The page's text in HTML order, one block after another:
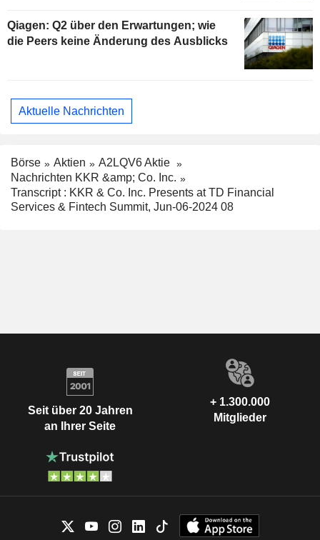
Qiagen: Q2 über den Erwartungen; wie
die Peers keine Änderung des Ausblicks
Aktuelle Nachrichten
Börse Aktien
A2LQV6 Aktie
Nachrichten KKR &amp; Co. Inc.
Transcript : KKR & Co. Inc. Presents at TD Financial
Services & Fintech Summit, Jun-06-2024 08
Seit über 20 Jahren
an Ihrer Seite
+ 1.300.000
Mitglieder